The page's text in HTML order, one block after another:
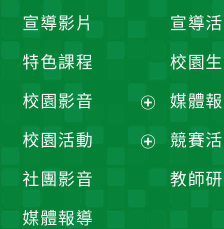
宣導
校園
媒體
競賽
教師
宣導影片
特色課程
校園影音
開
校園活動
社團影音
媒體報導